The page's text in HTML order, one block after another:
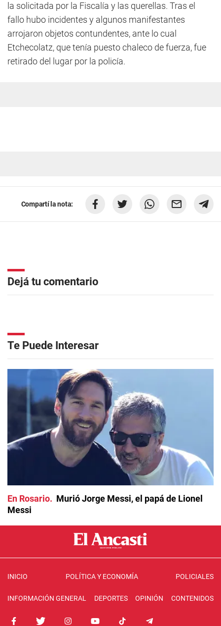
la solicitada por la Fiscalía y las querellas. Tras el
fallo hubo incidentes y algunos manifestantes
arrojaron objetos contundentes, ante lo cual
Etchecolatz, que tenía puesto chaleco de fuerza, fue
retirado del lugar por la policía.
Compartí la nota:
Dejá tu comentario
Te Puede Interesar
En Rosario
Murió Jorge Messi, el papá de Lionel
Messi
INICIO POLÍTICA Y ECONOMÍA POLICIALES
INFORMACIÓN GENERAL DEPORTES OPINIÓN CONTENIDOS